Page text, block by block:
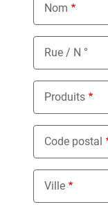
Nom
Rue / N °
Produits
Nothing
Code postal
Ville